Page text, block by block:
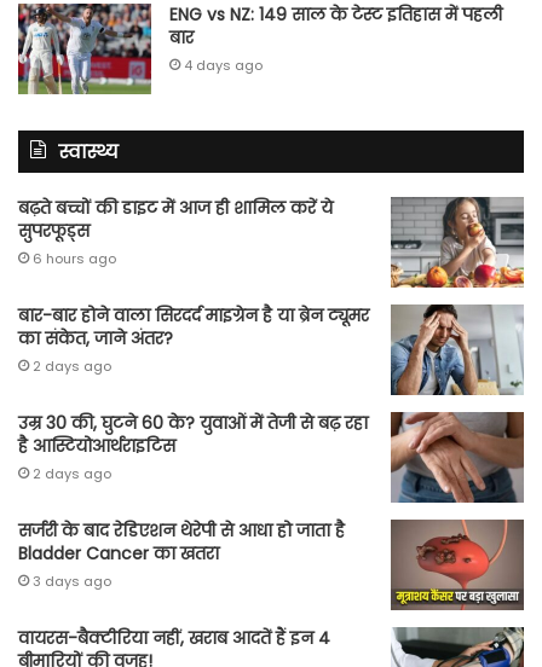
ENG vs NZ: 149 साल के टेस्‍ट इतिहास में पहली
बार
4 days ago
स्वास्थ्य
बढ़ते बच्चों की डाइट में आज ही शामिल करें ये
सुपरफूड्स
6 hours ago
बार-बार होने वाला सिरदर्द माइग्रेन है या ब्रेन ट्यूमर
का संकेत, जाने अंतर?
2 days ago
उम्र 30 की, घुटने 60 के? युवाओं में तेजी से बढ़ रहा
है आस्टियोआर्थराइटिस
2 days ago
सर्जरी के बाद रेडिएशन थेरेपी से आधा हो जाता है
Bladder Cancer का खतरा
3 days ago
वायरस-बैक्टीरिया नहीं, खराब आदतें हैं इन 4
बीमारियों की वजह!